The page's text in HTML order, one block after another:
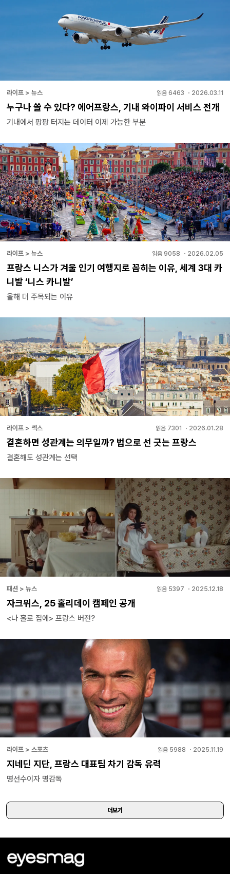
라이프 > 뉴스 읽음 6463 ・ 2026.03.11
누구나 쓸 수 있다? 에어프랑스, 기내 와이파이 서비스 전개
기내에서 팡팡 터지는 데이터 이제 가능한 부분
라이프 > 뉴스 읽음 9058 ・ 2026.02.05
프랑스 니스가 겨울 인기 여행지로 꼽히는 이유, 세계 3대 카
니발 ‘니스 카니발’
올해 더 주목되는 이유
라이프 > 섹스 읽음 7301 ・ 2026.01.28
결혼하면 성관계는 의무일까? 법으로 선 긋는 프랑스
결혼해도 성관계는 선택
패션 > 뉴스 읽음 5397 ・ 2025.12.18
자크뮈스, 25 홀리데이 캠페인 공개
<나 홀로 집에> 프랑스 버전?
라이프 > 스포츠 읽음 5988 ・ 2025.11.19
지네딘 지단, 프랑스 대표팀 차기 감독 유력
명선수이자 명감독
더보기